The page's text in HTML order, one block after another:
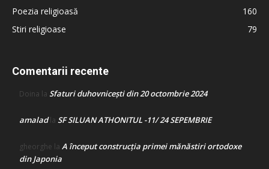
Poezia religioasă
160
Stiri religioase
79
Comentarii recente
Doina la Sfaturi duhovnicești din 20 octombrie 2024
amaladla SF SILUAN ATHONITUL -11/ 24 SEPEMBRIE
gheorghe la A început construcţia primei mănăstiri ortodoxe
din Japonia